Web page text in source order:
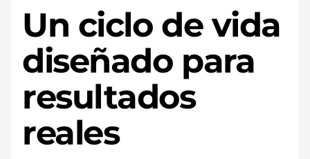
Un ciclo de vida
diseñado para
resultados
reales